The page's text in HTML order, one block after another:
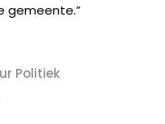
gemeente.”
Politiek